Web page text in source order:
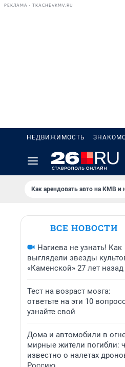
РЕКЛАМА • TKACHEVKMV.RU
НЕДВИЖИМОСТЬ
Как арендовать авто на КМВ и
ВСЕ НОВОСТИ
Нагиева не узнать! Как
выглядели звезды
«Каменской» 27 лет назад
Тест на возраст мозга:
ответьте на эти 10
узнайте свой
Дома и автомобили в
мирные жители погибли:
известно о налетах